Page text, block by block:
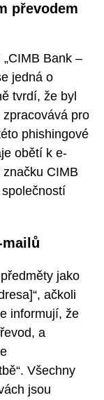
převodem
Bank –
jedná o
tvrdí, že byl
pro
phishingové
obětí k e-
CIMB
mailů
jako
ačkoli
informují, že
a
Všechny
jsou